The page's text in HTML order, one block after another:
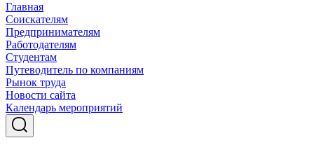
Главная
Соискателям
Предпринимателям
Работодателям
Студентам
Путеводитель по компаниям
Рынок труда
Новости сайта
Календарь мероприятий